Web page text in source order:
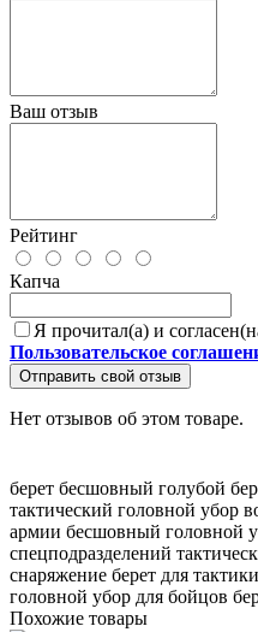
Ваш отзыв
Рейтинг
Капча
Я прочитал(а) и
Пользовательское
Отправить свой отзыв
Нет отзывов об этом товаре.
берет бесшовный голубой
тактический головной убор
армии бесшовный головной
спецподразделений
снаряжение берет для тактики
головной убор для бойцов
Похожие товары